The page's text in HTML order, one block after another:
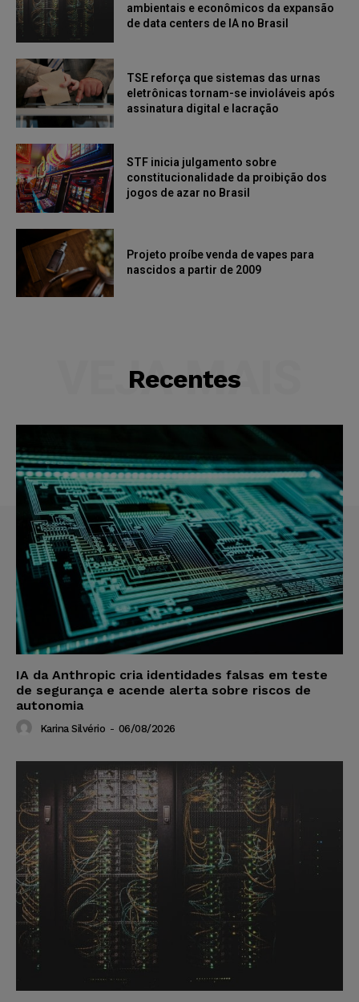
ambientais e econômicos da expansão
de data centers de IA no Brasil
TSE reforça que sistemas das urnas
eletrônicas tornam-se invioláveis após
assinatura digital e lacração
STF inicia julgamento sobre
constitucionalidade da proibição dos
jogos de azar no Brasil
Projeto proíbe venda de vapes para
nascidos a partir de 2009
Recentes
VEJA MAIS
IA da Anthropic cria identidades falsas em teste
de segurança e acende alerta sobre riscos de
autonomia
Karina Silvério - 06/08/2026